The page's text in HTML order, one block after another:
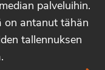
palveluihin.
on antanut tähän
tallennuksen